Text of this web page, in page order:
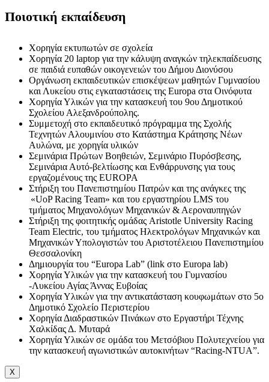
Ποιοτική εκπαίδευση
Χορηγία εκτυπωτών σε σχολεία
Χορηγία 20 laptop για την κάλυψη αναγκών τηλεκπαίδευσης
σε παιδιά ευπαθών οικογενειών του Δήμου Διονύσου
Οργάνωση εκπαιδευτικών επισκέψεων μαθητών Γυμνασίου
και Λυκείου στις εγκαταστάσεις της Europa στα Οινόφυτα
Χορηγία Υλικών για την κατασκευή του 9ου Δημοτικού
Σχολείου Αλεξανδρούπολης.
Συμμετοχή στο εκπαιδευτικό πρόγραμμα της Σχολής
Τεχνητών Αλουμινίου στο Κατάστημα Κράτησης Νέων
Αυλώνα, με χορηγία υλικών
Σεμινάρια Πρώτων Βοηθειών, Σεμινάριο Πυρόσβεσης,
Σεμινάρια Αυτό-βελτίωσης και Ενθάρρυνσης για τους
εργαζομένους της EUROPA
Στήριξη του Πανεπιστημίου Πατρών και της ανάγκες της
«UoP Racing Team» και του εργαστηρίου LMS του
τμήματος Μηχανολόγων Μηχανικών & Αεροναυπηγών
Στήριξη της φοιτητικής ομάδας Aristotle University Racing
Team Electric, του τμήματος Ηλεκτρολόγων Μηχανικών και
Μηχανικών Υπολογιστών του Αριστοτέλειου Πανεπιστημίου
Θεσσαλονίκη
Δημιουργία του “Europa Lab” (link στο Europa lab)
Χορηγία Υλικών για την κατασκευή του Γυμνασίου
-Λυκείου Αγίας Άννας Ευβοίας
Χορηγία Υλικών για την αντικατάσταση κουφωμάτων στο 5ο
Δημοτικό Σχολείο Περιστερίου
Χορηγία Διαδραστικών Πινάκων στο Εργαστήρι Τέχνης
Χαλκίδας Δ. Μυταρά
Χορηγία Υλικών σε ομάδα του Μετσόβιου Πολυτεχνείου για
την κατασκευή αγωνιστικών αυτοκινήτων “Racing-NTUA”.
X